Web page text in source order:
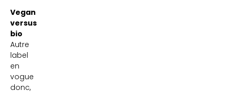
Vegan
versus
bio
Autre
label
en
vogue
donc,